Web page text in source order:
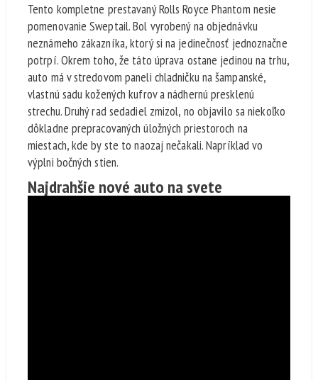
Tento kompletne prestavaný Rolls Royce Phantom nesie
pomenovanie Sweptail. Bol vyrobený na objednávku
neznámeho zákazníka, ktorý si na jedinečnosť jednoznačne
potrpí. Okrem toho, že táto úprava ostane jedinou na trhu,
auto má v stredovom paneli chladničku na šampanské,
vlastnú sadu kožených kufrov a nádhernú presklenú
strechu. Druhý rad sedadiel zmizol, no objavilo sa niekoľko
dôkladne prepracovaných úložných priestoroch na
miestach, kde by ste to naozaj nečakali. Napríklad vo
výplni bočných stien.
Najdrahšie nové auto na svete